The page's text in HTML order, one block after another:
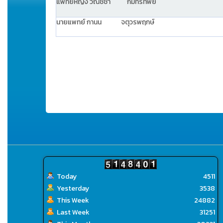
นายแพทย์ กานน จตุวรพฤกษ์
Today
Yesterday
This Week
Last Week
4511
3538
24882
31251